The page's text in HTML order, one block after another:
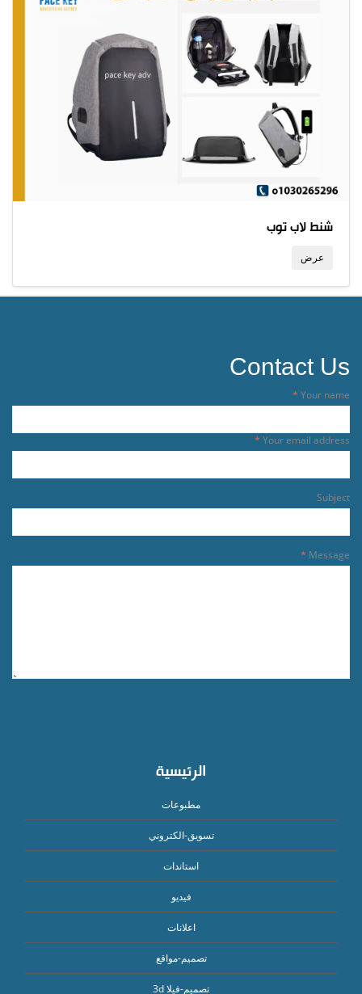
شنط لاب توب
عرض
Contact Us
Your name
Your email address
Subject
Message
الرئيسية
مطبوعات
تسويق-الكتروني
استاندات
فيديو
اعلانات
تصميم-مواقع
تصميم-فيلا 3d